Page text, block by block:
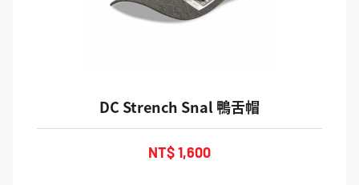
DC Strench Snal 鴨舌帽
NT$ 1,600